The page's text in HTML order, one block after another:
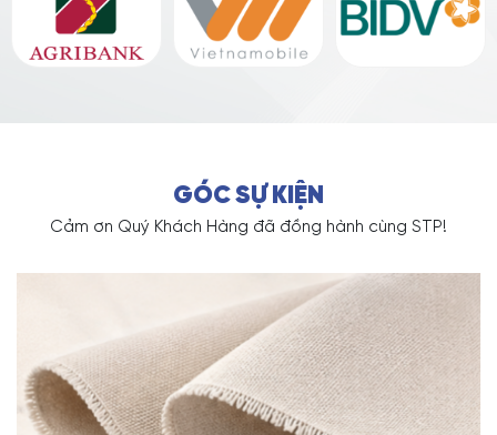
GÓC SỰ KIỆN
Cảm ơn Quý Khách Hàng đã đồng hành cùng STP!